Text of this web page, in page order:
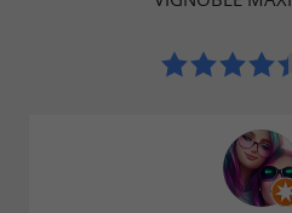
vous projettent une
leurs caves de
La
avec possibilité
au cours de
vous est offerte.